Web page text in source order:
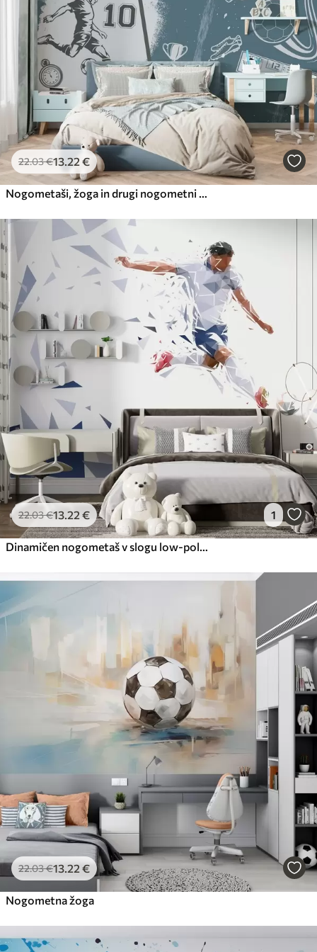
Premium vinil
.0039 .00€/m²
Peel and Stick
81 .6749.00 €/m²
22.03€13 .22 €
22.03€13 .22 € 1
22.03€13 .22 €
Nogometna žoga